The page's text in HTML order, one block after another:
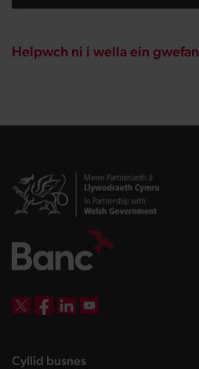
Helpwch ni i wella ein gwefan
Cyllid busneslanding page